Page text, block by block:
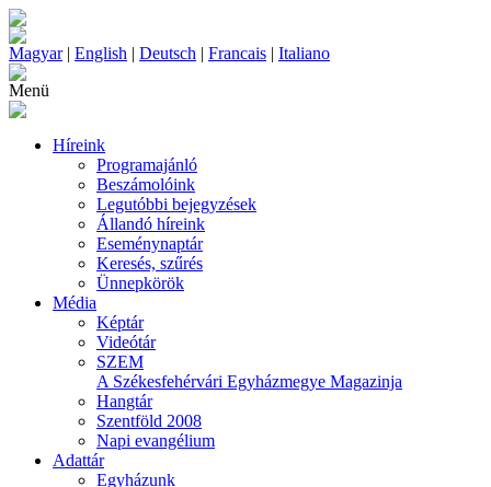
Magyar| English | Deutsch | Francais | Italiano
Menü
Híreink
Programajánló
Beszámolóink
Legutóbbi bejegyzések
Állandó híreink
Eseménynaptár
Keresés, szűrés
Ünnepkörök
Média
Képtár
Videótár
SZEM
A Székesfehérvári Egyházmegye Magazinja
Hangtár
Szentföld 2008
Napi evangélium
Adattár
Egyházunk